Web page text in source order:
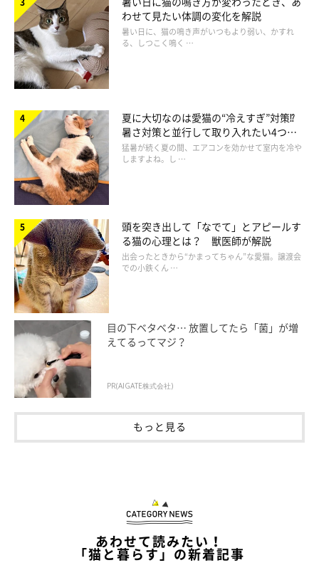
「野生猫気分」のときに見られる行動
野生猫気分のときは、本能や習性に目覚めて攻撃性が高まってい
るため、勢いよく飛びかかったり、なでていた飼い主さんの手に
噛みついたりといった行動が見られます。また、人には聞こえな
い音や気配に対する警戒心から、タワーなどの安全な場所に避難
したり、おもちゃを隠したりするなどのしぐさが見られること
も。
「親猫気分」のときに見られる行動
ちゃを使って狩りの指導をしたりと、子猫同様のお世話をやくこ
わせて見たい体調の変化を解説
暑い日に、猫の鳴き声がいつもより弱い、かすれ
る、しつこく鳴く …
夏に大切なのは愛猫の“冷えすぎ”対策⁉
暑さ対策と並行して取り入れたい4つの
工夫
猛暑が続く夏の間、エアコンを効かせて室内を冷や
しますよね。し …
頭を突き出して「なでて」とアピールす
る猫の心理とは？ 獣医師が解説
出会ったときから“かまってちゃん”な愛猫。譲渡会
での小鉄くん …
目の下ベタベタ… 放置してたら「菌」が増
えてるってマジ？
PR(AIGATE株式会社)
もっと見る
あわせて読みたい！
「猫と暮らす」の新着記事